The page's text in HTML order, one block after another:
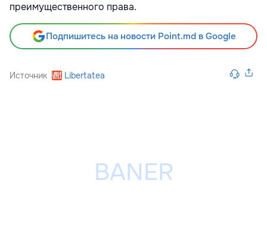
преимущественного права.
Подпишитесь на новости Point.md в Google
Источник Libertatea